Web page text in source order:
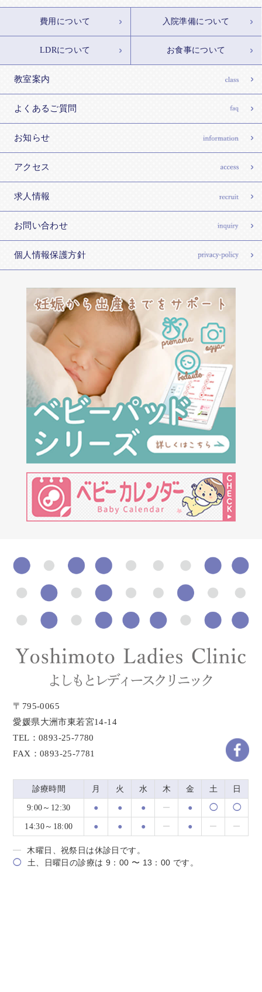
費用について 入院準備について
LDRについて お食事について
教室案内
よくあるご質問
お知らせ
アクセス
求人情報
お問い合わせ
個人情報保護方針
〒795-0065
愛媛県大洲市東若宮14-14
TEL：0893-25-7780
FAX：0893-25-7781
診療時間 月 火 水 木 金 土 日
9:00～12:30 ● ● ● ● ◯ ◯
14:30～18:00 ● ● ● ●
木曜日、祝祭日は休診日です。
◯
土、日曜日の診療は 9：00 〜 13：00 です。